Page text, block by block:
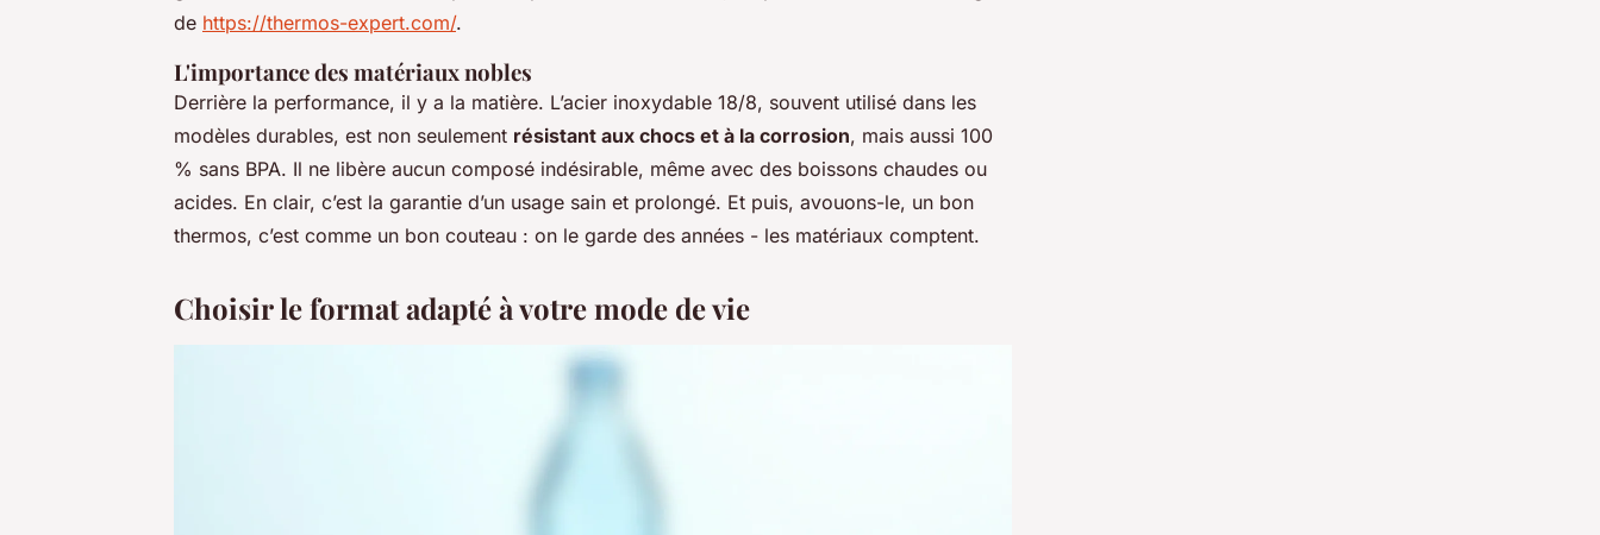
de https://thermos-expert.com/.
L'importance des matériaux nobles
Derrière la performance, il y a la matière. L’acier inoxydable 18/8, souvent utilisé dans les
modèles durables, est non seulement résistant aux chocs et à la corrosion, mais aussi 100
% sans BPA. Il ne libère aucun composé indésirable, même avec des boissons chaudes ou
acides. En clair, c’est la garantie d’un usage sain et prolongé. Et puis, avouons-le, un bon
thermos, c’est comme un bon couteau : on le garde des années - les matériaux comptent.
Choisir le format adapté à votre mode de vie